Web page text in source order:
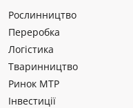
Рослинництво
Переробка
Логістика
Тваринництво
Ринок МТР
Інвестиції